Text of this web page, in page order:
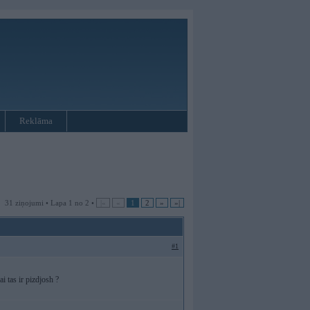
Reklāma
31 ziņojumi • Lapa 1 no 2 • |« « 1 2 » »|
#1
tas ir pizdjosh ?